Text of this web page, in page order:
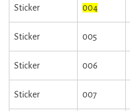
Sticker 004
Sticker 005
Sticker 006
Sticker 007